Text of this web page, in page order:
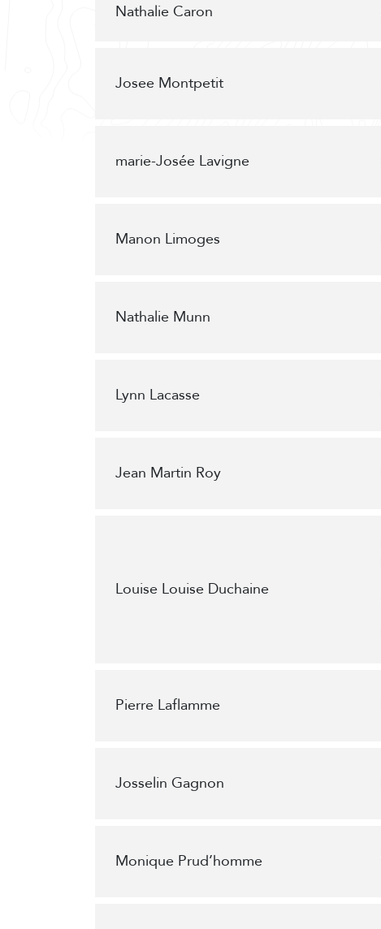
Nathalie Caron
Josee Montpetit
marie-Josée Lavigne
Manon Limoges
Nathalie Munn
Lynn Lacasse
Jean Martin Roy
Louise Louise Duchaine
Pierre Laflamme
Josselin Gagnon
Monique Prud’homme